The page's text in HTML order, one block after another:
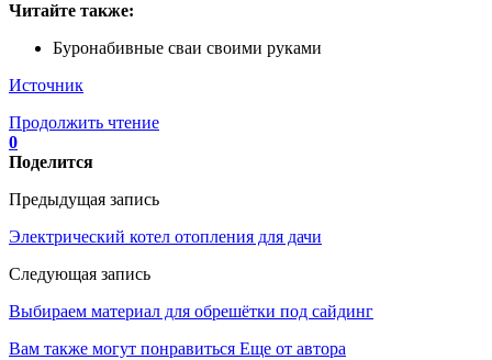
Читайте также:
Буронабивные сваи своими руками
Источник
Продолжить чтение
0
Поделится
Предыдущая запись
Электрический котел отопления для дачи
Следующая запись
Выбираем материал для обрешётки под сайдинг
Вам также могут понравиться Еще от автора